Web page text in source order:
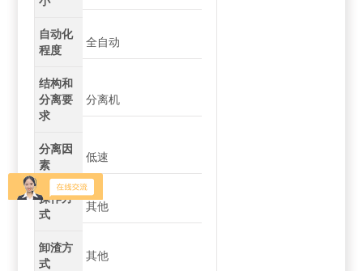
自动化
程度
全自动
结构和
分离要
求
分离机
分离因
素
低速
操作方
式
其他
卸渣方
式
其他